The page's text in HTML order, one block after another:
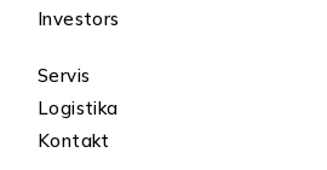
Investors
Servis
Logistika
Kontakt